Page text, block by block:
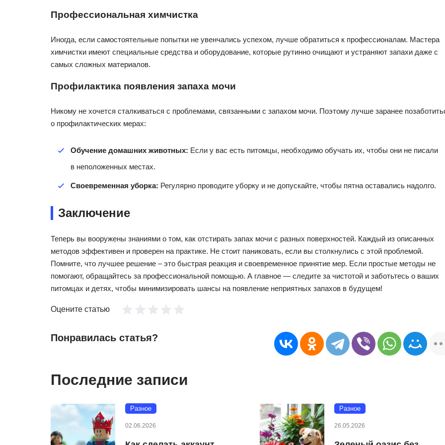
Профессиональная химчистка
Иногда, если самостоятельные попытки не увенчались успехом, лучше обратиться к профессионалам. Мастера
химчистки имеют специальные средства и оборудование, которые рутинно очищают и устраняют запахи даже с
самых сложных материалов.
Профилактика появления запаха мочи
Никому не хочется сталкиваться с проблемами, связанными с запахом мочи. Поэтому лучше заранее
о профилактических мерах:
Обучение домашних животных: Если у вас есть питомцы, необходимо обучать их, чтобы они не писали
в неположенных местах.
Своевременная уборка: Регулярно проводите уборку и не допускайте, чтобы пятна оставались надолго.
Заключение
Теперь вы вооружены знаниями о том, как отстирать запах мочи с разных поверхностей. Каждый из описанных
методов эффективен и проверен на практике. Не стоит паниковать, если вы столкнулись с этой проблемой.
Помните, что лучшее решение – это быстрая реакция и своевременное принятие мер. Если простые методы не
помогают, обращайтесь за профессиональной помощью. А главное — следите за чистотой и заботьтесь о ваших
питомцах и детях, чтобы минимизировать шансы на появление неприятных запахов в будущем!
Оцените статью
Понравилась статья?
Последние записи
Разное
02.06.2026
Разное
26.05.2026